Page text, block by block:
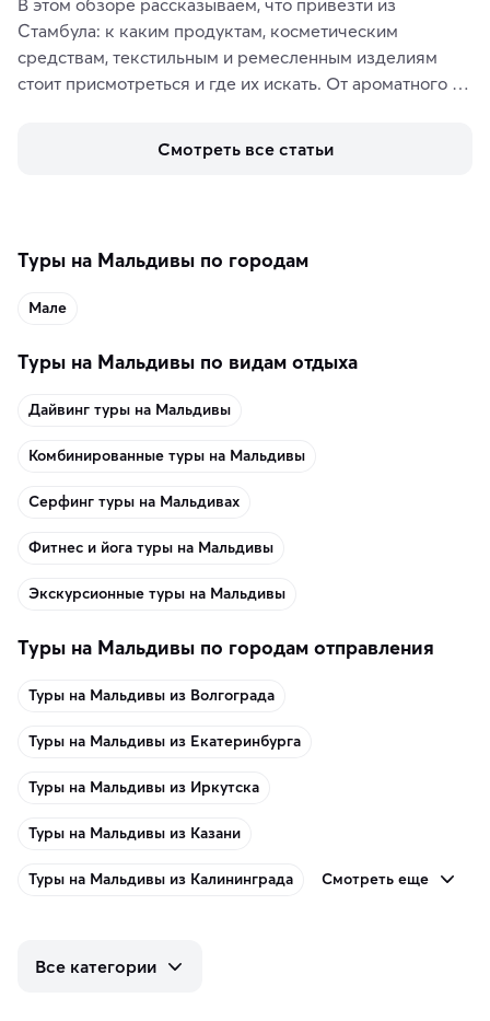
Стамбула: к каким продуктам, косметическим
средствам, текстильным и ремесленным изделиям
стоит присмотреться и где их искать. От ароматного
аутентичных лавках — в подарок близким или себе на
Смотреть все статьи
Туры на Мальдивы по городам
Мале
Туры на Мальдивы по видам отдыха
Дайвинг туры на Мальдивы
Комбинированные туры на Мальдивы
Серфинг туры на Мальдивах
Фитнес и йога туры на Мальдивы
Экскурсионные туры на Мальдивы
Туры на Мальдивы по городам отправления
Туры на Мальдивы из Волгограда
Туры на Мальдивы из Екатеринбурга
Туры на Мальдивы из Иркутска
Туры на Мальдивы из Казани
Туры на Мальдивы из Калининграда Смотреть еще
Все категории